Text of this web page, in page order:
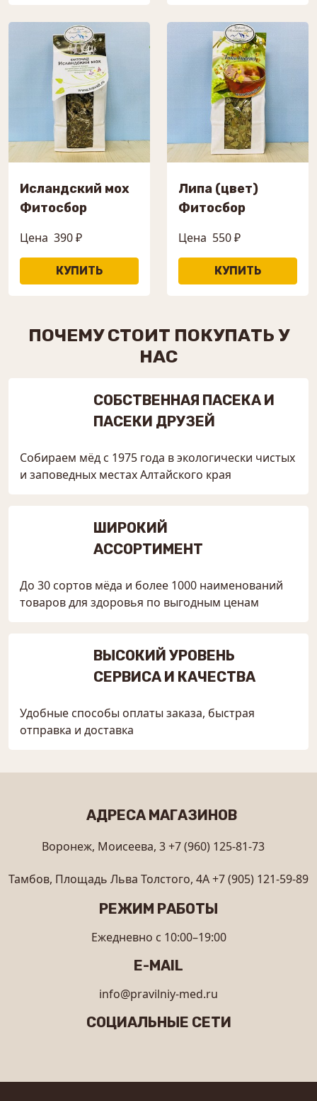
Исландский мох
Фитосбор
Цена 390 ₽
Липа (цвет)
Фитосбор
Цена 550 ₽
ПОЧЕМУ СТОИТ ПОКУПАТЬ У
НАС
СОБСТВЕННАЯ ПАСЕКА И
ПАСЕКИ ДРУЗЕЙ
Собираем мёд с 1975 года в экологически чистых
и заповедных местах Алтайского края
ШИРОКИЙ
АССОРТИМЕНТ
До 30 сортов мёда и более 1000 наименований
товаров для здоровья по выгодным ценам
ВЫСОКИЙ УРОВЕНЬ
СЕРВИСА И КАЧЕСТВА
Удобные способы оплаты заказа, быстрая
отправка и доставка
АДРЕСА МАГАЗИНОВ
Воронеж, Моисеева, 3+7 (960) 125-81-73
Тамбов, Площадь Льва Толстого, 4А+7 (905) 121-59-89
РЕЖИМ РАБОТЫ
Ежедневно с 10:00–19:00
E-MAIL
info@pravilniy-med.ru
СОЦИАЛЬНЫЕ СЕТИ